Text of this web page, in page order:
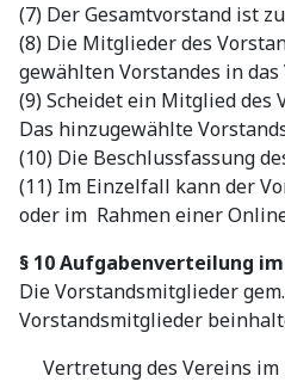
(7) Der Gesamtvorstand ist
(8) Die Mitglieder des
gewählten Vorstandes in
(9) Scheidet ein Mitglied des
Das hinzugewählte
(10) Die Beschlussfassung
(11) Im Einzelfall kann der
oder im Rahmen einer
§ 10 Aufgabenverteilung
Die Vorstandsmitglieder
Vorstandsmitglieder
Vertretung des Vereins im